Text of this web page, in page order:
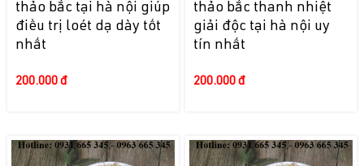
thảo bắc tại hà nội giúp
điều trị loét dạ dày tốt
nhất
200.000 đ
thảo bắc thanh nhiệt
giải độc tại hà nội uy
tín nhất
200.000 đ